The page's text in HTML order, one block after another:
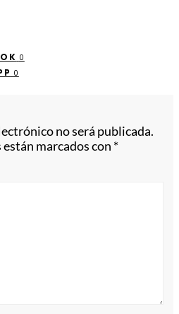
0
0
no será publicada.
marcados con *